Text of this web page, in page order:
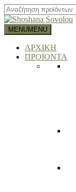
MENUMENU
ΑΡΧΙΚΗ
ΠΡΟΪΟΝΤΑ